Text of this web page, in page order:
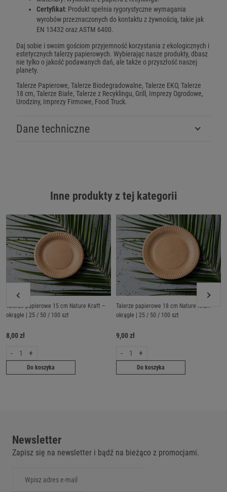
Certyfikat: Produkt spełnia rygorystyczne wymagania
wyrobów przeznaczonych do kontaktu z żywnością, takie jak
EN 13432 oraz ASTM 6400.
Daj sobie i swoim gościom przyjemność korzystania z ekologicznych i
estetycznych talerzy papierowych. Wybierając nasze produkty, dbasz
nie tylko o jakość podawanych dań, ale także o przyszłość naszej
planety.
Talerze Papierowe, Talerze Biodegradowalne, Talerze EKO, Talerze
18 cm, Talerze Białe, Talerze z Recyklingu, Grill, Imprezy Ogrodowe,
Urodziny, Imprezy Firmowe, Food Truck.
Dane techniczne
Inne produkty z tej kategorii
Talerze papierowe 15 cm Nature Kraft –
okrągłe | 25 / 50 / 100 szt
8,00 zł
- +
Do koszyka
Talerze papierowe 18 cm Nature Kraft –
okrągłe | 25 / 50 / 100 szt
9,00 zł
- +
Do koszyka
Newsletter
Zapisz się na newsletter i bądź na bieżąco z promocjami.